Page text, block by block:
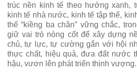
trúc nền kinh tế theo hướng xanh,
kinh tế nhà nước, kinh tế tập thể,
thế “kiềng ba chân” vững chắc,
giữ vai trò nòng cốt để xây dựng
chủ, tự lực, tự cường gắn với hội
thực chất, hiệu quả, đưa đất nước
hậu, vươn lên phát triển thịnh vượng.